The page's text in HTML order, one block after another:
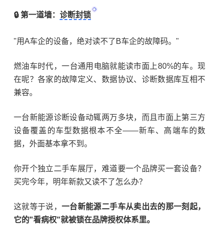
🔒 第一道墙： 诊断封锁
"用A车企的设备，绝对读不了B车企的故障码。"
燃油车时代，一台通用电脑就能读市面上80%的车。现
在呢？各家的故障定义、数据协议、诊断数据库互相不
兼容。
一台新能源诊断设备动辄两万多块，而且市面上第三方
设备覆盖的车型数据根本不全——新车、高端车的数
据，外面基本拿不到。
你开个独立二手车展厅，难道要一个品牌买一套设备？
买完今年，明年新款又读不了怎么办？
这就等于说，一台新能源二手车从卖出去的那一刻起，
它的"看病权"就被锁在品牌授权体系里。